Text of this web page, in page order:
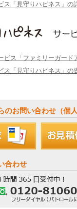
ス「見守りハピネス」の
ス「ファミリーガード
ス「見守りハピネス」の
のお問い合わせ（個人
合わせ